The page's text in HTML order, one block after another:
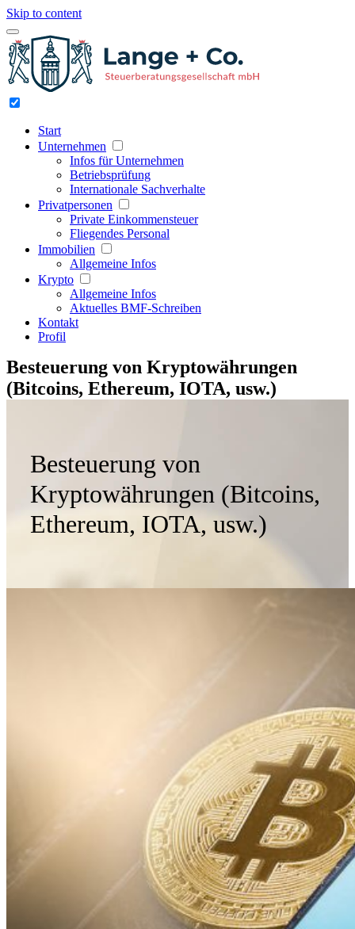
Skip to content
Start
Unternehmen
Infos für Unternehmen
Betriebsprüfung
Internationale Sachverhalte
Privatpersonen
Private Einkommensteuer
Fliegendes Personal
Immobilien
Allgemeine Infos
Krypto
Allgemeine Infos
Aktuelles BMF-Schreiben
Kontakt
Profil
Besteuerung von Kryptowährungen
(Bitcoins, Ethereum, IOTA, usw.)
Besteuerung von
Kryptowährungen (Bitcoins,
Ethereum, IOTA, usw.)